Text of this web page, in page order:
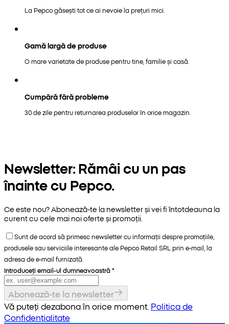
La Pepco găsești tot ce ai nevoie la prețuri mici.
Gamă largă de produse
O mare varietate de produse pentru tine, familie și casă.
Cumpără fără probleme
30 de zile pentru returnarea produselor în orice magazin.
Newsletter: Rămâi cu un pas
înainte cu Pepco.
Ce este nou? Abonează-te la newsletter și vei fi întotdeauna la
curent cu cele mai noi oferte și promoții.
Sunt de acord să primesc newsletter cu informații despre promoțiile,
produsele sau serviciile interesante ale Pepco Retail SRL prin e-mail, la
adresa de e-mail furnizată.
Introduceți email-ul dumneavoastră *
Abonează-te la newsletter
Vă puteți dezabona în orice moment. Politica de
Confidențialitate